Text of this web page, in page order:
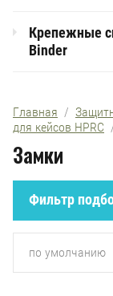
Крепежные
Binder
Главная
  /
для кейсов HPRC
Замки
Фильтр
по умолчанию